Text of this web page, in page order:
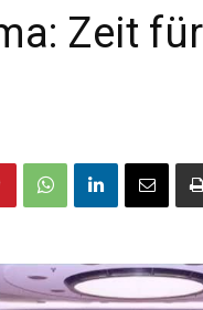
Zeit